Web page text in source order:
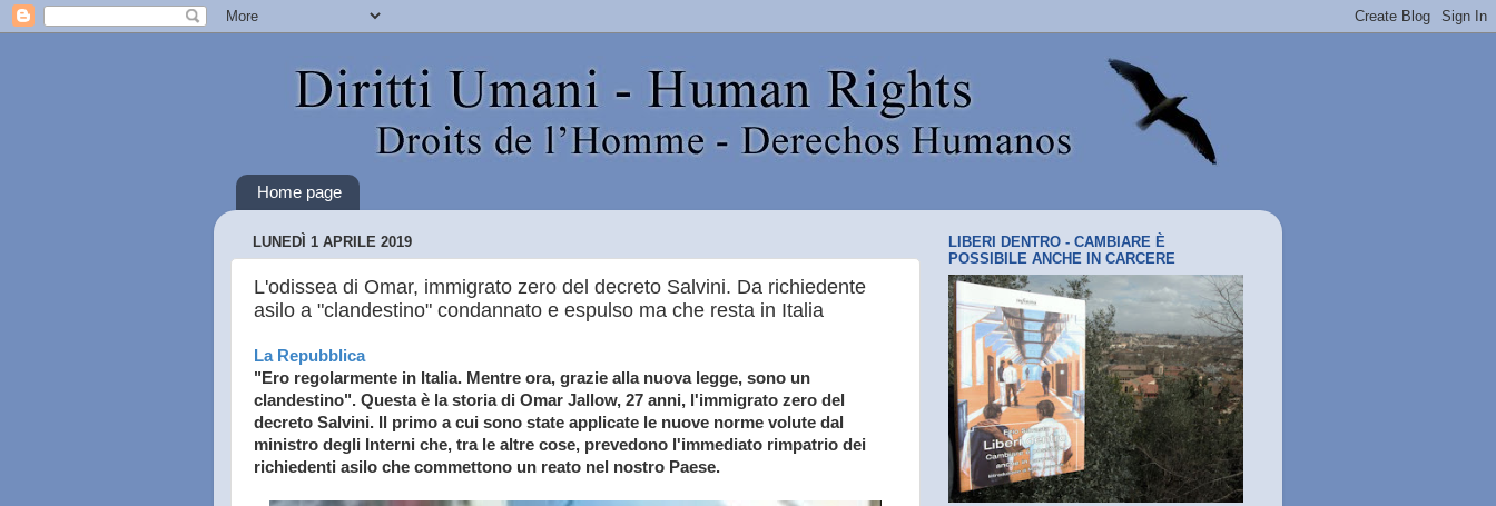
Home page
LUNEDÌ 1 APRILE 2019
L'odissea di Omar, immigrato zero del decreto Salvini. Da richiedente
asilo a "clandestino" condannato e espulso ma che resta in Italia
La Repubblica
"Ero regolarmente in Italia. Mentre ora, grazie alla nuova legge, sono un
clandestino". Questa è la storia di Omar Jallow, 27 anni, l'immigrato zero del
decreto Salvini. Il primo a cui sono state applicate le nuove norme volute dal
ministro degli Interni che, tra le altre cose, prevedono l'immediato rimpatrio dei
richiedenti asilo che commettono un reato nel nostro Paese.
LIBERI DENTRO - CAMBIARE È
POSSIBILE ANCHE IN CARCERE